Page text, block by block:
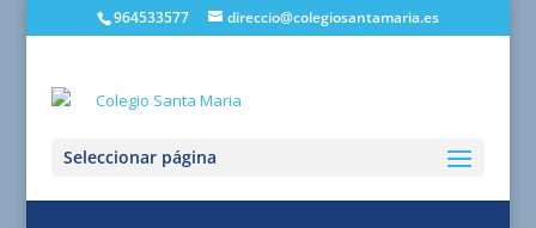
964533577 direccio@colegiosantamaria.es
Seleccionar página